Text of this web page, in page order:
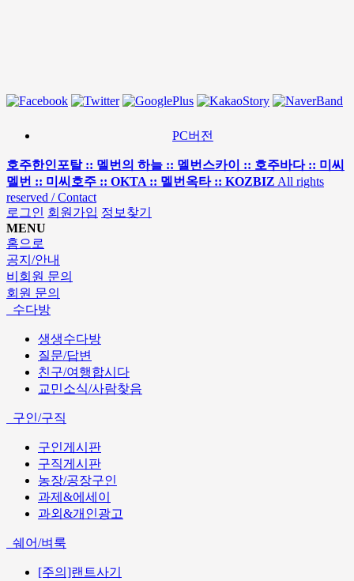
PC버전
호주한인포탈 :: 멜번의 하늘 :: 멜번스카이 :: 호주바다 :: 미씨
멜번 :: 미씨호주 :: OKTA :: 멜번옥타 :: KOZBIZ All rights
reserved / Contact
로그인 회원가입 정보찾기
MENU
홈으로
공지/안내
비회원 문의
회원 문의
수다방
생생수다방
질문/답변
친구/여행합시다
교민소식/사람찾음
구인/구직
구인게시판
구직게시판
농장/공장구인
과제&에세이
과외&개인광고
쉐어/벼룩
[주의]랜트사기